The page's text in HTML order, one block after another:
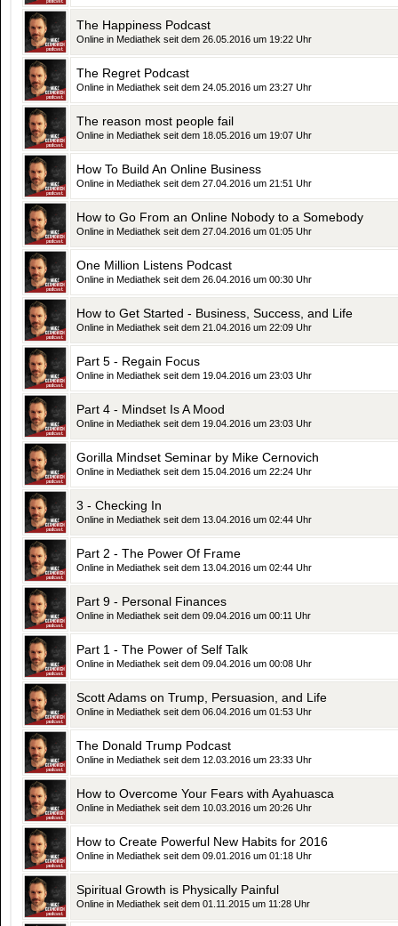
The Happiness Podcast
Online in Mediathek seit dem 26.05.2016 um 19:22 Uhr
The Regret Podcast
Online in Mediathek seit dem 24.05.2016 um 23:27 Uhr
The reason most people fail
Online in Mediathek seit dem 18.05.2016 um 19:07 Uhr
How To Build An Online Business
Online in Mediathek seit dem 27.04.2016 um 21:51 Uhr
How to Go From an Online Nobody to a Somebody
Online in Mediathek seit dem 27.04.2016 um 01:05 Uhr
One Million Listens Podcast
Online in Mediathek seit dem 26.04.2016 um 00:30 Uhr
How to Get Started - Business, Success, and Life
Online in Mediathek seit dem 21.04.2016 um 22:09 Uhr
Part 5 - Regain Focus
Online in Mediathek seit dem 19.04.2016 um 23:03 Uhr
Part 4 - Mindset Is A Mood
Online in Mediathek seit dem 19.04.2016 um 23:03 Uhr
Gorilla Mindset Seminar by Mike Cernovich
Online in Mediathek seit dem 15.04.2016 um 22:24 Uhr
3 - Checking In
Online in Mediathek seit dem 13.04.2016 um 02:44 Uhr
Part 2 - The Power Of Frame
Online in Mediathek seit dem 13.04.2016 um 02:44 Uhr
Part 9 - Personal Finances
Online in Mediathek seit dem 09.04.2016 um 00:11 Uhr
Part 1 - The Power of Self Talk
Online in Mediathek seit dem 09.04.2016 um 00:08 Uhr
Scott Adams on Trump, Persuasion, and Life
Online in Mediathek seit dem 06.04.2016 um 01:53 Uhr
The Donald Trump Podcast
Online in Mediathek seit dem 12.03.2016 um 23:33 Uhr
How to Overcome Your Fears with Ayahuasca
Online in Mediathek seit dem 10.03.2016 um 20:26 Uhr
How to Create Powerful New Habits for 2016
Online in Mediathek seit dem 09.01.2016 um 01:18 Uhr
Spiritual Growth is Physically Painful
Online in Mediathek seit dem 01.11.2015 um 11:28 Uhr